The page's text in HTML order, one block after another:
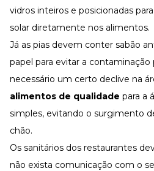
vidros inteiros e posicionadas
solar diretamente nos alimentos.
Já as pias devem conter sabão
papel para evitar a
necessário um certo declive na
alimentos de qualidade para a
simples, evitando o surgimento
chão.
Os sanitários dos restaurantes
não exista comunicação com o